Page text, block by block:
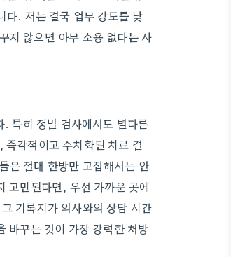
다. 저는 결국 업무 강도를 낮
지 않으면 아무 소용 없다는 사
. 특히 정밀 검사에서도 별다른
각적이고 수치화된 치료 결
은 절대 한방만 고집해서는 안
고민된다면, 우선 가까운 곳에
기록지가 의사와의 상담 시간
바꾸는 것이 가장 강력한 처방